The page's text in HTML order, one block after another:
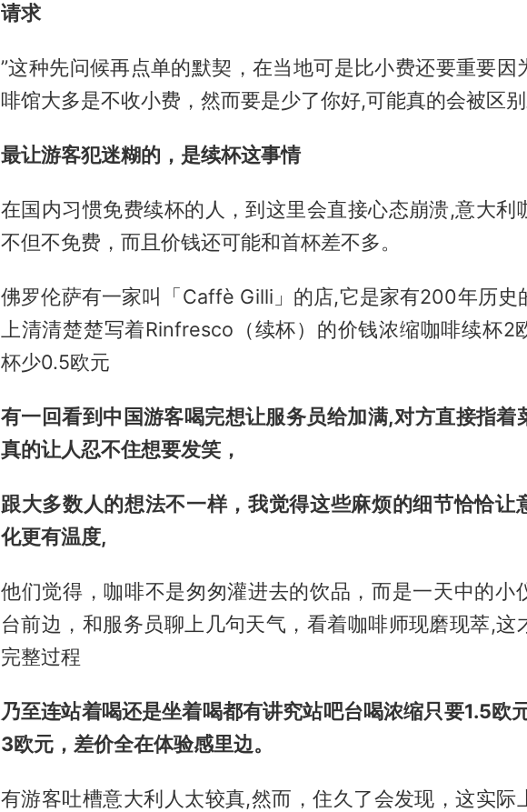
请求
”这种先问候再点单的默契，在当地可是比小费还要重要因
啡馆大多是不收小费，然而要是少了你好,可能真的会被区
最让游客犯迷糊的，是续杯这事情
在国内习惯免费续杯的人，到这里会直接心态崩溃,意大利
不但不免费，而且价钱还可能和首杯差不多。
佛罗伦萨有一家叫「Caffè Gilli」的店,它是家有200年历史
上清清楚楚写着Rinfresco（续杯）的价钱浓缩咖啡续杯2
杯少0.5欧元
有一回看到中国游客喝完想让服务员给加满,对方直接指着
真的让人忍不住想要发笑，
跟大多数人的想法不一样，我觉得这些麻烦的细节恰恰让
化更有温度,
他们觉得，咖啡不是匆匆灌进去的饮品，而是一天中的小
台前边，和服务员聊上几句天气，看着咖啡师现磨现萃,这
完整过程
乃至连站着喝还是坐着喝都有讲究站吧台喝浓缩只要1.5欧
3欧元，差价全在体验感里边。
有游客吐槽意大利人太较真,然而，住久了会发现，这实际